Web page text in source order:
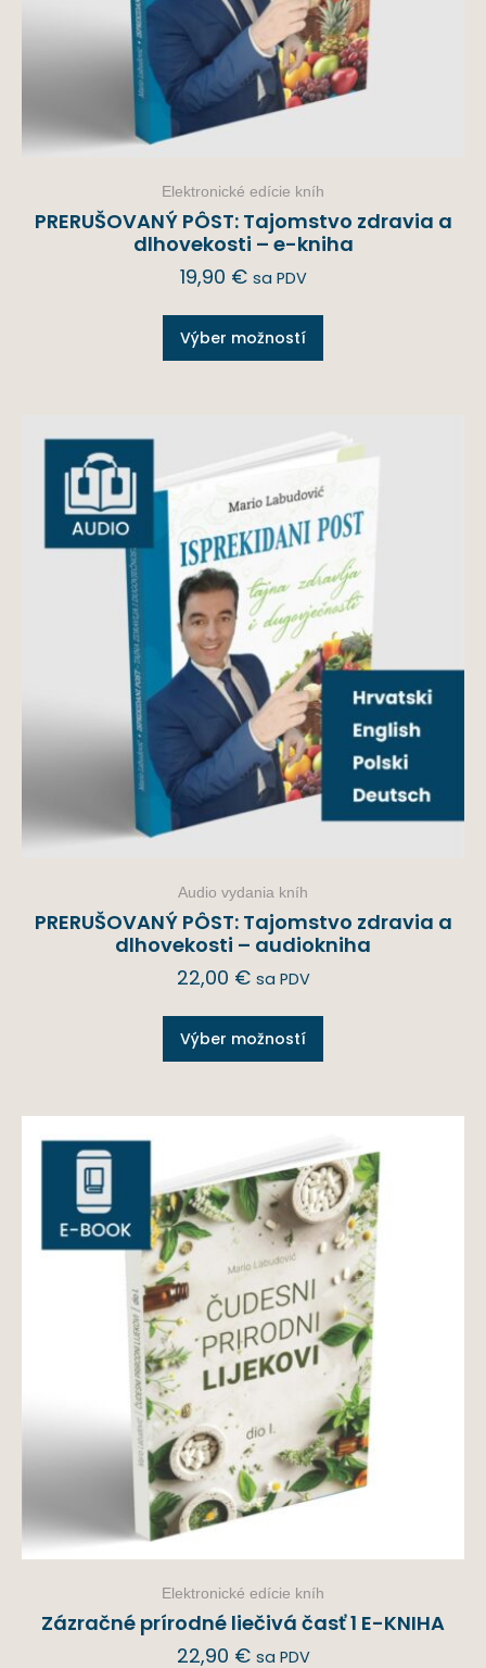
Elektronické edície kníh
PRERUŠOVANÝ PÔST: Tajomstvo zdravia a
dlhovekosti – e-kniha
19,90 € sa PDV
Výber možností
Audio vydania kníh
PRERUŠOVANÝ PÔST: Tajomstvo zdravia a
dlhovekosti – audiokniha
22,00 € sa PDV
Výber možností
Elektronické edície kníh
Zázračné prírodné liečivá časť 1 E-KNIHA
22,90 € sa PDV